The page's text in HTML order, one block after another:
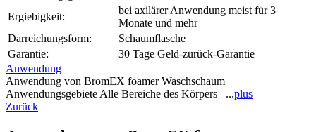
Ergiebigkeit:
bei axilärer Anwendung meist für 3
Monate und mehr
Darreichungsform:
Schaumflasche
Garantie:
30 Tage Geld-zurück-Garantie
Anwendung
Anwendung von BromEX foamer Waschschaum
Anwendungsgebiete Alle Bereiche des Körpers –...plus
Zurück